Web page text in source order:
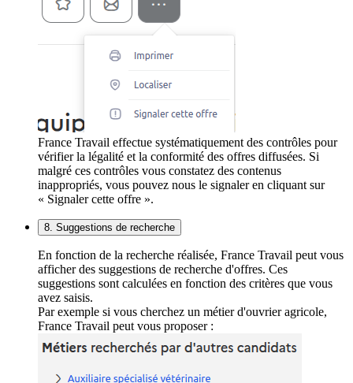
France Travail effectue systématiquement des contrôles pour
vérifier la légalité et la conformité des offres diffusées. Si
malgré ces contrôles vous constatez des contenus
inappropriés, vous pouvez nous le signaler en cliquant sur
« Signaler cette offre ».
8. Suggestions de recherche
En fonction de la recherche réalisée, France Travail peut vous
afficher des suggestions de recherche d'offres. Ces
suggestions sont calculées en fonction des critères que vous
avez saisis.
Par exemple si vous cherchez un métier d'ouvrier agricole,
France Travail peut vous proposer :